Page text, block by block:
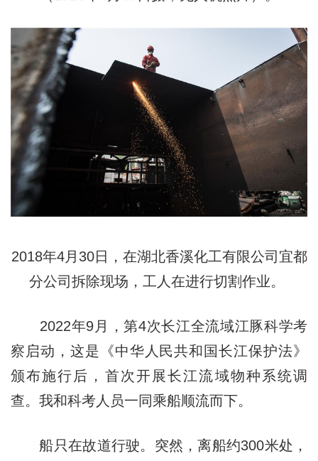
2018年4月30日，在湖北香溪化工有限公司宜都
分公司拆除现场，工人在进行切割作业。
2022年9月，第4次长江全流域江豚科学考
察启动，这是《中华人民共和国长江保护法》
颁布施行后，首次开展长江流域物种系统调
查。我和科考人员一同乘船顺流而下。
船只在故道行驶。突然，离船约300米处，